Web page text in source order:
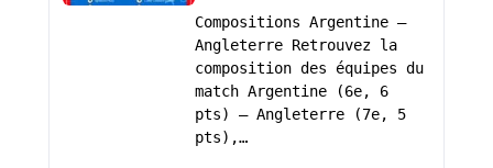
Compositions Argentine –
Angleterre Retrouvez la
composition des équipes du
match Argentine (6e, 6
pts) – Angleterre (7e, 5
pts),…